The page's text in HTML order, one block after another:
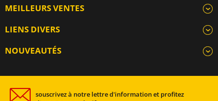
MEILLEURS VENTES
LIENS DIVERS
NOUVEAUTÉS
souscrivez à notre lettre d'information et profitez